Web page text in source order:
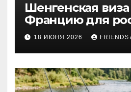
Шенгенская
Францию для
2026 году: сроки
и список
документов
18 ИЮНЯ 2026